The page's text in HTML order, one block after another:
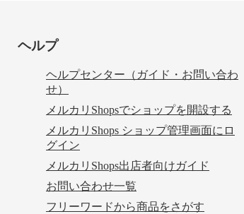
ヘルプ
ヘルプセンター（ガイド・お問い合わ
せ）
メルカリShopsでショップを開設する
メルカリShops ショップ管理画面にロ
グイン
メルカリShops出店者向けガイド
お問い合わせ一覧
フリーワードから商品をさがす